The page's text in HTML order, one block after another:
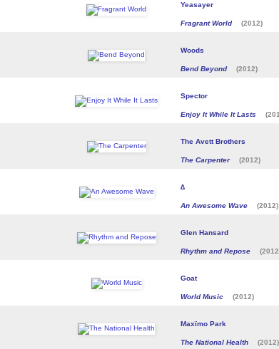
Yeasayer
Fragrant World (2012)
Woods
Bend Beyond (2012)
Spector
Enjoy It While It Lasts
The Avett Brothers
The Carpenter (2012)
∆
An Awesome Wave (2012)
Glen Hansard
Rhythm and Repose
Goat
World Music (2012)
Maxïmo Park
The National Health (2012)